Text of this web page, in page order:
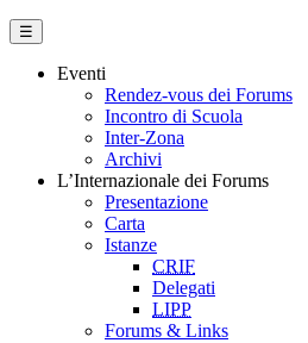
☰
Eventi
Rendez-vous dei Forums
Incontro di Scuola
Inter-Zona
Archivi
L’Internazionale dei Forums
Presentazione
Carta
Istanze
CRIF
Delegati
LIPP
Forums & Links